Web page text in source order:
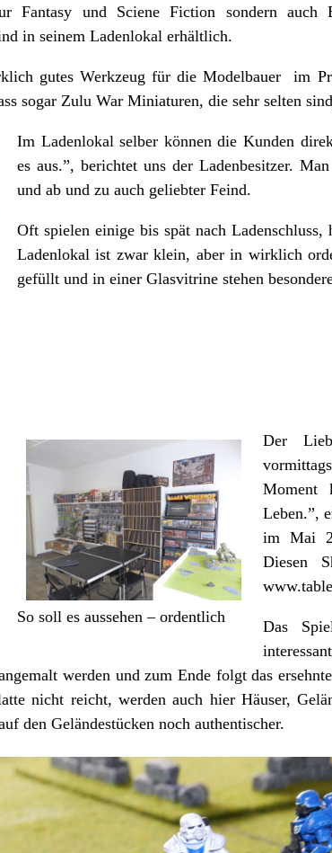
Fantasy und Sciene Fiction sondern auch
in seinem Ladenlokal erhältlich.
gutes Werkzeug für die Modelbauer im
sogar Zulu War Miniaturen, die sehr selten
Im Ladenlokal selber können die Kunden
es aus.”, berichtet uns der Ladenbesitzer.
und ab und zu auch geliebter Feind.
Oft spielen einige bis spät nach
Ladenlokal ist zwar klein, aber in wirklich
gefüllt und in einer Glasvitrine stehen
So soll es aussehen – ordentlich
Der
Moment
Leben.”,
im Mai
Diesen
Das
werden und zum Ende folgt das
nicht reicht, werden auch hier Häuser,
den Geländestücken noch authentischer.